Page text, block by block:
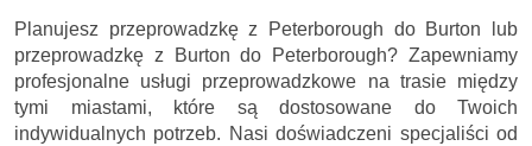
Planujesz przeprowadzkę z Peterborough do Burton lub
przeprowadzkę z Burton do Peterborough? Zapewniamy
profesjonalne usługi przeprowadzkowe na trasie między
tymi miastami, które są dostosowane do Twoich
indywidualnych potrzeb. Nasi doświadczeni specjaliści od